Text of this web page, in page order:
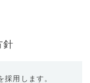
針
採用します。